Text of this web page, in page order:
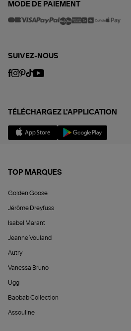
MODE DE PAIEMENT
SUIVEZ-NOUS
TÉLÉCHARGEZ L'APPLICATION
TOP MARQUES
Golden Goose
Jérôme Dreyfuss
Isabel Marant
Jeanne Vouland
Autry
Vanessa Bruno
Ugg
Baobab Collection
Assouline